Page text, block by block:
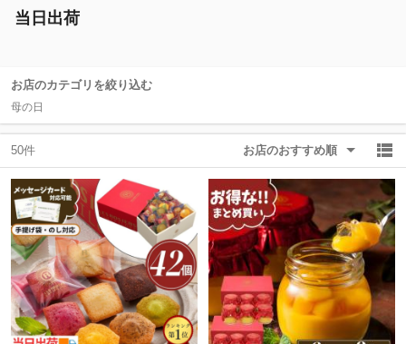
当日出荷
お店のカテゴリを絞り込む
母の日
50件 お店のおすすめ順